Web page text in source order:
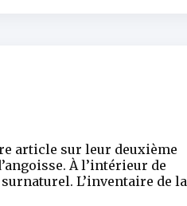
article sur leur deuxième
À l’intérieur de
L’inventaire de la